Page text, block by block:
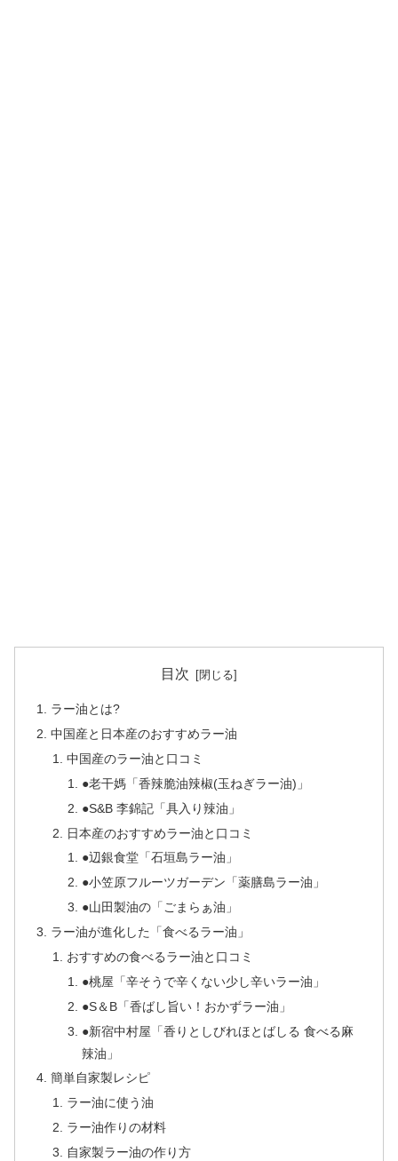
目次
ラー油とは?
中国産と日本産のおすすめラー油
中国産のラー油と口コミ
●老干媽「香辣脆油辣椒(玉ねぎラー油)」
●S&B 李錦記「具入り辣油」
日本産のおすすめラー油と口コミ
●辺銀食堂「石垣島ラー油」
●小笠原フルーツガーデン「薬膳島ラー油」
●山田製油の「ごまらぁ油」
ラー油が進化した「食べるラー油」
おすすめの食べるラー油と口コミ
●桃屋「辛そうで辛くない少し辛いラー油」
●S＆B「香ばし旨い！おかずラー油」
●新宿中村屋「香りとしびれほとばしる 食べる麻
辣油」
簡単自家製レシピ
ラー油に使う油
ラー油作りの材料
自家製ラー油の作り方